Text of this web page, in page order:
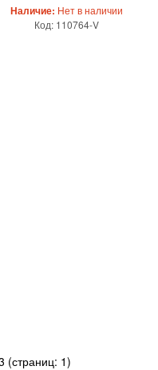
Наличие: Нет в наличии
Код: 110764-V
(страниц: 1)